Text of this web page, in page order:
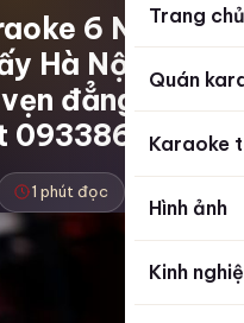
Trang chủ
Quán
Karaoke
Hình ảnh
Kinh
6 Nguyễn
Hà Nội trải
đẳng cấp
0933865553
1 phút đọc